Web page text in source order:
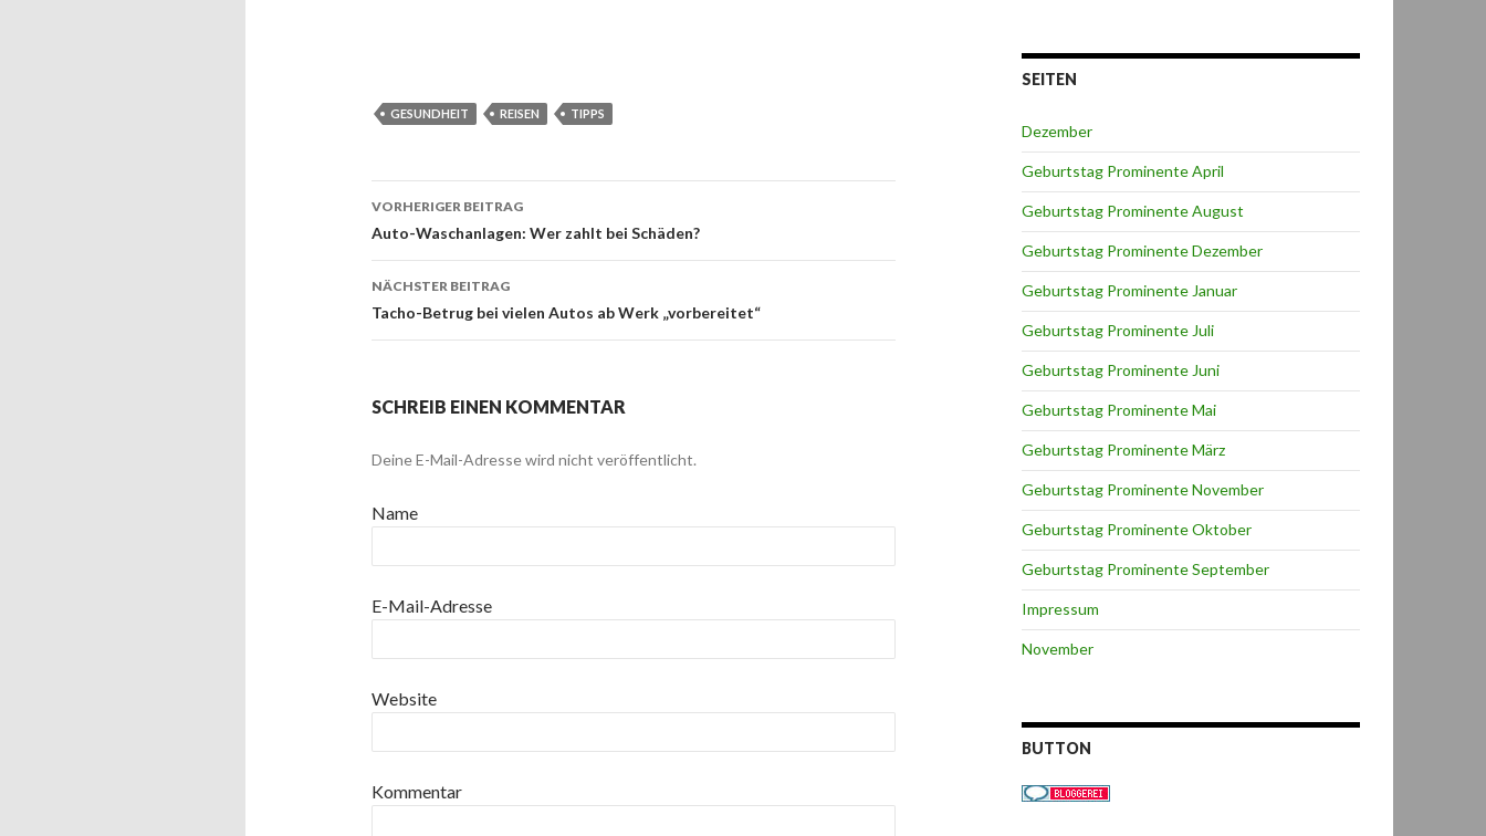
GESUNDHEIT REISEN TIPPS
Beitragsnavigation
VORHERIGER BEITRAG
Auto-Waschanlagen: Wer zahlt bei Schäden?
NÄCHSTER BEITRAG
Tacho-Betrug bei vielen Autos ab Werk „vorbereitet“
SCHREIB EINEN KOMMENTAR
Deine E-Mail-Adresse wird nicht veröffentlicht.
Name
E-Mail-Adresse
Website
Kommentar
SEITEN
Dezember
Geburtstag Prominente April
Geburtstag Prominente August
Geburtstag Prominente Dezember
Geburtstag Prominente Januar
Geburtstag Prominente Juli
Geburtstag Prominente Juni
Geburtstag Prominente Mai
Geburtstag Prominente März
Geburtstag Prominente November
Geburtstag Prominente Oktober
Geburtstag Prominente September
Impressum
November
BUTTON